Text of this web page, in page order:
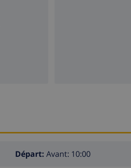
Départ: Avant: 10:00